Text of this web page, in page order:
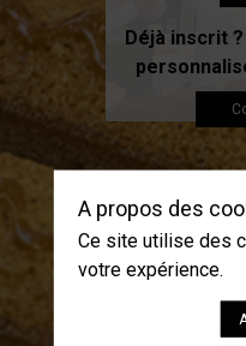
Déjà inscrit
MONDE
DE
LA
A propos des
Ce site utilise des
votre expérience.